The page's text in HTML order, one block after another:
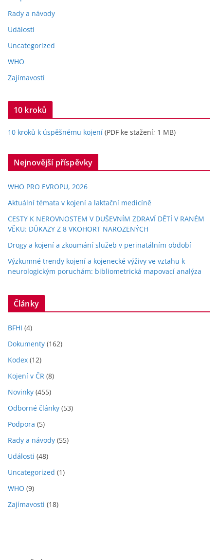
Rady a návody
Události
Uncategorized
WHO
Zajímavosti
10 kroků
10 kroků k úspěšnému kojení (PDF ke stažení; 1 MB)
Nejnovější příspěvky
WHO PRO EVROPU, 2026
Aktuální témata v kojení a laktační medicíně
CESTY K NEROVNOSTEM V DUŠEVNÍM ZDRAVÍ DĚTÍ V RANÉM
VĚKU: DŮKAZY Z 8 VKOHORT NAROZENÝCH
Drogy a kojení a zkoumání služeb v perinatálním období
Výzkumné trendy kojení a kojenecké výživy ve vztahu k
neurologickým poruchám: bibliometrická mapovací analýza
Články
BFHI (4)
Dokumenty (162)
Kodex (12)
Kojení v ČR (8)
Novinky (455)
Odborné články (53)
Podpora (5)
Rady a návody (55)
Události (48)
Uncategorized (1)
WHO (9)
Zajímavosti (18)